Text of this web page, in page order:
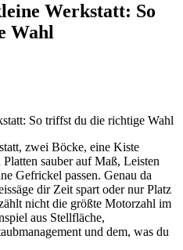
Werkstatt: So
Wahl
zwei Böcke, eine Kiste
sauber auf Maß, Leisten
Gefrickel passen. Genau da
dir Zeit spart oder nur Platz
nicht die größte Motorzahl im
aus Stellfläche,
und dem, was du